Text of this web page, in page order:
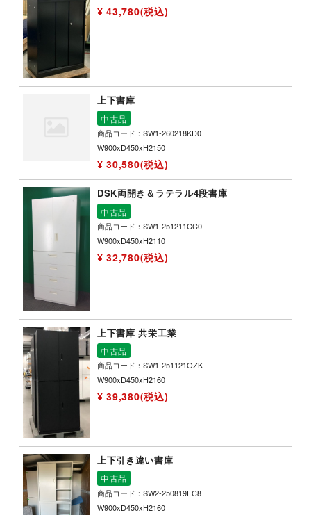
¥ 43,780(税込)
上下書庫
中古品
商品コード：SW1-260218KD0
W900xD450xH2150
¥ 30,580(税込)
DSK両開き＆ラテラル4段書庫
中古品
商品コード：SW1-251211CC0
W900xD450xH2110
¥ 32,780(税込)
上下書庫 共栄工業
中古品
商品コード：SW1-251121OZK
W900xD450xH2160
¥ 39,380(税込)
上下引き違い書庫
中古品
商品コード：SW2-250819FC8
W900xD450xH2160